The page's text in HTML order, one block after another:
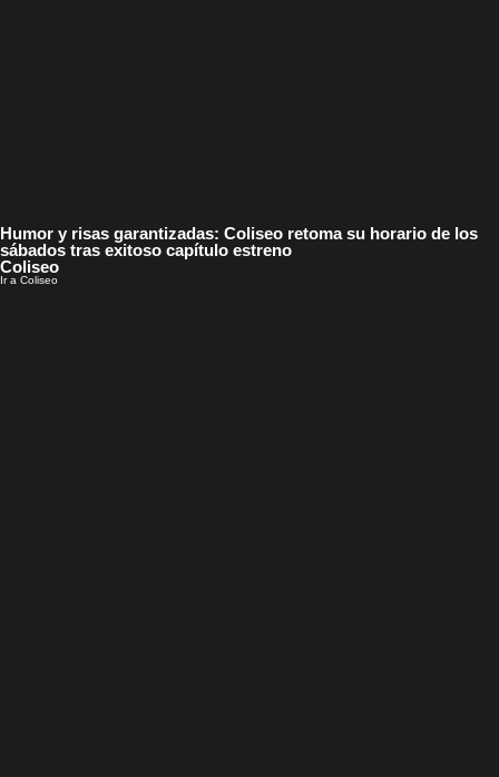
Humor y risas garantizadas: Coliseo retoma su horario de los
sábados tras exitoso capítulo estreno
Coliseo
Ir a Coliseo